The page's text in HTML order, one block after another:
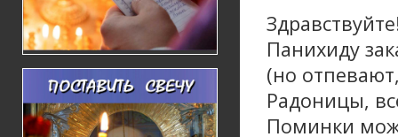
Панихиду
(но
Радоницы,
Поминки